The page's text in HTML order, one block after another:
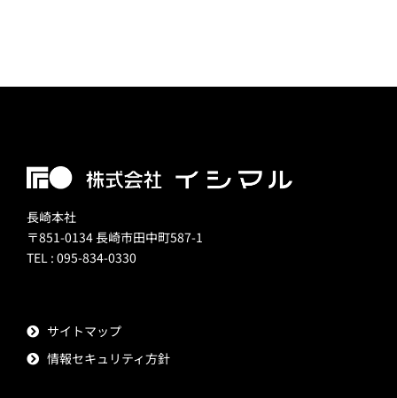
長崎本社
〒851-0134 長崎市田中町587-1
TEL : 095-834-0330
サイトマップ
情報セキュリティ方針